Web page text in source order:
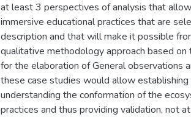
at least 3 perspectives of analysis that
immersive educational practices that are
description and that will make it possible
qualitative methodology approach based on
for the elaboration of General observations
these case studies would allow establishing
understanding the conformation of the
practices and thus providing validation, not